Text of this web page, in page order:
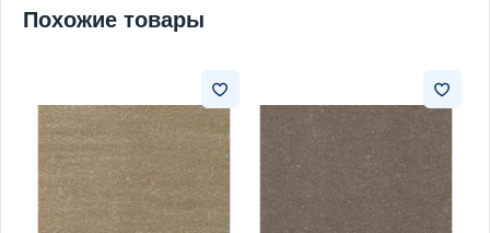
Похожие товары